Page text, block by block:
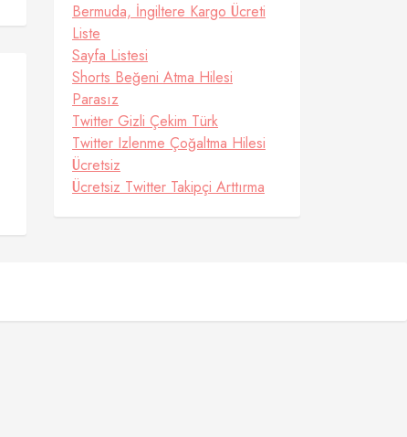
Bermuda, İngiltere Kargo Ücreti
Liste
Sayfa Listesi
Shorts Beğeni Atma Hilesi
Parasız
Twitter Gizli Çekim Türk
Twitter Izlenme Çoğaltma Hilesi
Ücretsiz
Ücretsiz Twitter Takipçi Arttırma